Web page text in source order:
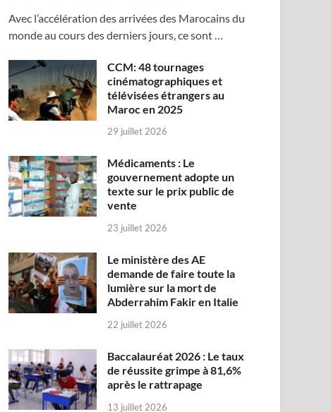
Avec l’accélération des arrivées des Marocains du
monde au cours des derniers jours, ce sont …
CCM: 48 tournages
cinématographiques et
télévisées étrangers au
Maroc en 2025
29 juillet 2026
Médicaments : Le
gouvernement adopte un
texte sur le prix public de
vente
23 juillet 2026
Le ministère des AE
demande de faire toute la
lumière sur la mort de
Abderrahim Fakir en Italie
22 juillet 2026
Baccalauréat 2026 : Le taux
de réussite grimpe à 81,6%
après le rattrapage
13 juillet 2026